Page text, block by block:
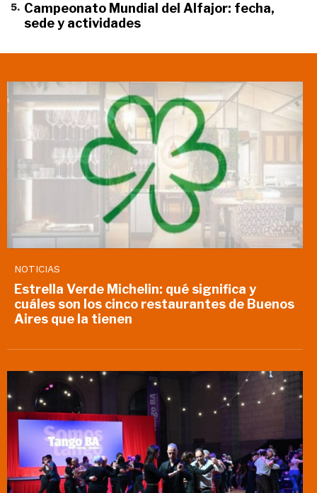
5. Campeonato Mundial del Alfajor: fecha,
sede y actividades
NOTICIAS
Estrella Verde Michelin: qué significa y
cuáles son los cinco restaurantes de Buenos
Aires que la tienen